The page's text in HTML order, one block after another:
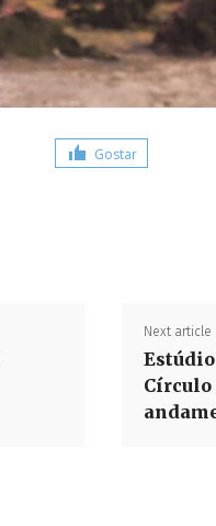
Gostar
Next article
Círculo